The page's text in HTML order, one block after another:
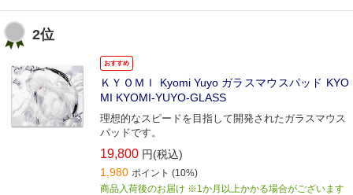
2位
おすすめ
ＫＹＯＭＩ Kyomi Yuyo ガラスマウスパッド KYO
MI KYOMI-YUYO-GLASS
理想的なスピードを目指して開発されたガラスマウス
パッドです。
19,800 円(税込)
1,980 ポイント (10%)
商品入荷後のお届け ※1か月以上かかる場合がございます